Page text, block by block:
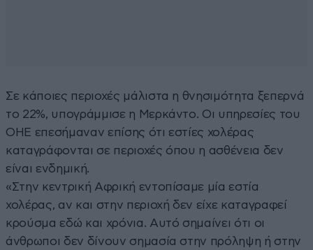
Σε κάποιες περιοχές μάλιστα η θνησιμότητα ξεπερνά
το 22%, υπογράμμισε η Μερκάντο. Οι υπηρεσίες του
ΟΗΕ επεσήμαναν επίσης ότι εστίες χολέρας
καταγράφονται σε περιοχές όπου η ασθένεια δεν
είναι ενδημική.
«Στην κεντρική Αφρική εντοπίσαμε μία εστία
χολέρας, αν και στην περιοχή δεν είχε καταγραφεί
κρούσμα εδώ και χρόνια. Αυτό σημαίνει ότι οι
άνθρωποι δεν δίνουν σημασία στην πρόληψη ή στην